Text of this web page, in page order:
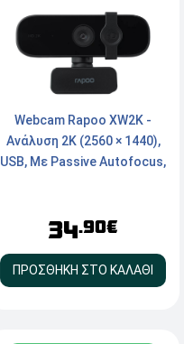
Webcam Rapoo XW2K -
Ανάλυση 2K (2560 × 1440),
USB, Με Passive Autofocus,
34.90€
ΠΡΟΣΘΗΚΗ ΣΤΟ ΚΑΛΑΘΙ